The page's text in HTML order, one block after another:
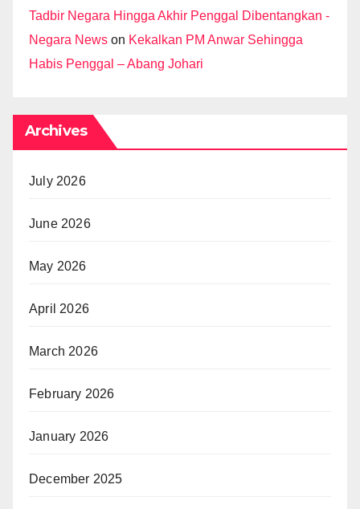
Tadbir Negara Hingga Akhir Penggal Dibentangkan -
Negara News on Kekalkan PM Anwar Sehingga
Habis Penggal – Abang Johari
Archives
July 2026
June 2026
May 2026
April 2026
March 2026
February 2026
January 2026
December 2025